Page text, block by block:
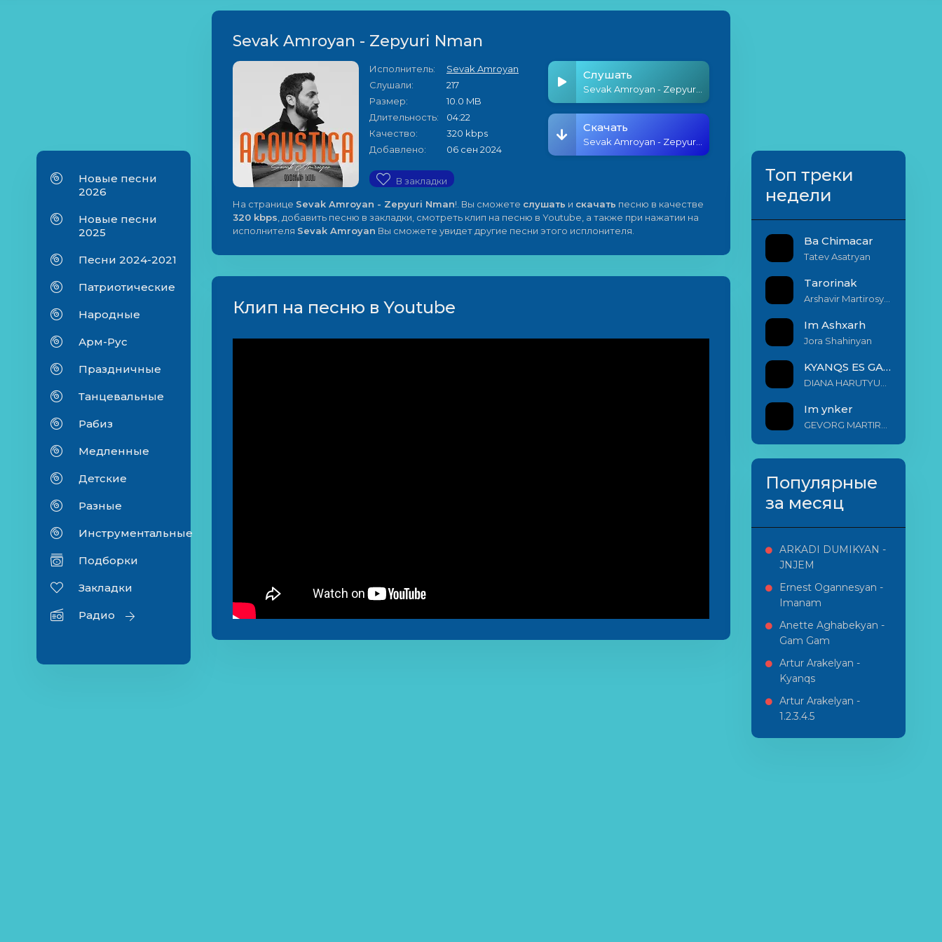
Новые песни
2026
Новые песни
2025
Песни 2024-2021
Патриотические
Народные
Арм-Рус
Праздничные
Танцевальные
Рабиз
Медленные
Детские
Разные
Инструментальные
Подборки
Закладки
Радио
Sevak Amroyan - Zepyuri Nman
Исполнитель:
Sevak Amroyan
Слушали:
217
Размер:
10.0 MB
Длительность:
04:22
Качество:
320 kbps
Добавлено:
06 сен 2024
В закладки
Слушать
Скачать
На странице Sevak Amroyan - Zepyuri Nman!. Вы сможете слушать и скачать песню в качестве
320 kbps , добавить песню в закладки, смотреть клип на песню в Youtube, а также при нажатии на
исполнителя Sevak Amroyan Вы сможете увидет другие песни этого исплонителя.
Клип на песню в Youtube
Топ треки
недели
Ba Chimacar
Tatev Asatryan
Tarorinak
Im Ashxarh
Jora Shahinyan
KYANQS ES GALIS EM
Im ynker
Популярные
за месяц
ARKADI DUMIKYAN -
JNJEM
Ernest Ogannesyan -
Imanam
Anette Aghabekyan -
Gam Gam
Artur Arakelyan -
Kyanqs
Artur Arakelyan -
1.2.3.4.5